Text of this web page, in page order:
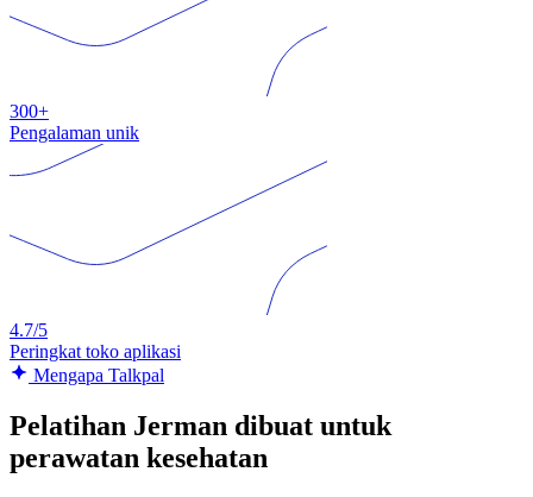
300+
Pengalaman unik
4.7/5
Peringkat toko aplikasi
Mengapa Talkpal
Pelatihan Jerman dibuat untuk
perawatan kesehatan